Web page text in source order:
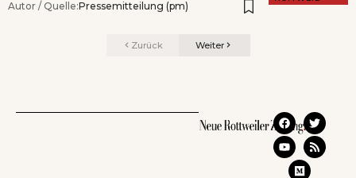
Autor / Quelle:Pressemitteilung (pm)
Zurück Weiter